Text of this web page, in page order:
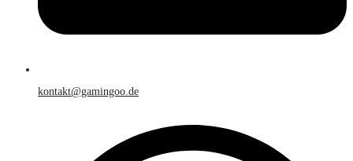
kontakt@gamingoo.de